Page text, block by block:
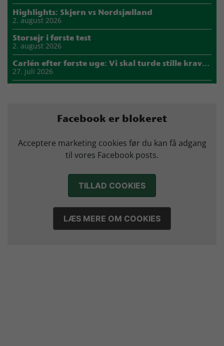
Highlights: Skjern vs Nordsjælland
2. august 2026
Storsejr i første test
2. august 2026
Carlén efter første uge: Vi skal turde stille krav til hinanden
27. juli 2026
Marius Nørsøller udlejes til HØJ Elite
14. juli 2026
Facebook er blokeret
Acceptere marketing cookies før du kan få adgang
til vores Facebook posts.
TILLAD COOKIES
LÆS MERE OM COOKIES